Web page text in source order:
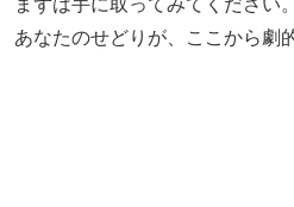
まずは手に取ってみてください。
あなたのせどりが、ここから劇